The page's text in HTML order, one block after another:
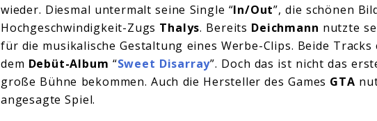
wieder. Diesmal untermalt seine Single “In/Out”, die schönen
Hochgeschwindigkeit-Zugs Thalys. Bereits Deichmann nutzte
für die musikalische Gestaltung eines Werbe-Clips. Beide Tracks
dem Debüt-Album “Sweet Disarray”. Doch das ist nicht das
große Bühne bekommen. Auch die Hersteller des Games GTA
angesagte Spiel.